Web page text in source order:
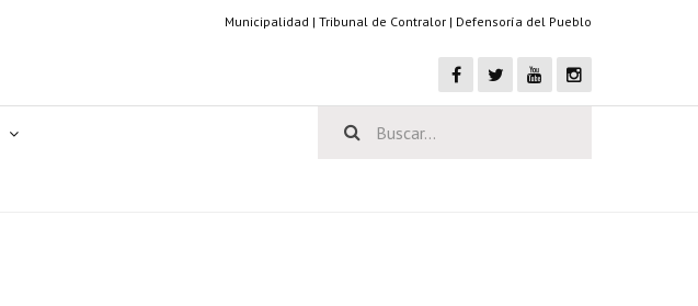
Municipalidad | Tribunal de Contralor | Defensoría del Pueblo